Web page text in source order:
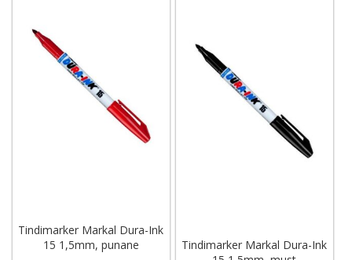
Tindimarker Markal Dura-Ink
15 1,5mm, punane
Tindimarker Markal Dura-Ink